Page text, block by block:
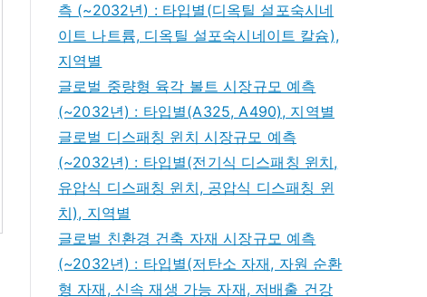
측 (~2032년) : 타입별(디옥틸 설포숙시네
이트 나트륨, 디옥틸 설포숙시네이트 칼슘),
지역별
글로벌 중량형 육각 볼트 시장규모 예측
(~2032년) : 타입별(A325, A490), 지역별
글로벌 디스패칭 윈치 시장규모 예측
(~2032년) : 타입별(전기식 디스패칭 윈치,
유압식 디스패칭 윈치, 공압식 디스패칭 윈
치), 지역별
글로벌 친환경 건축 자재 시장규모 예측
(~2032년) : 타입별(저탄소 자재, 자원 순환
형 자재, 신속 재생 가능 자재, 저배출 건강